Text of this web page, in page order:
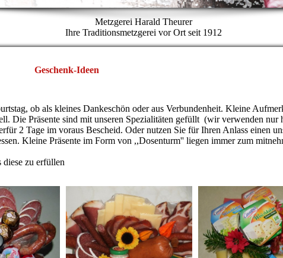
Metzgerei Harald Theurer
Ihre Traditionsmetzgerei vor Ort seit 1912
Geschenk-Ideen
ob als kleines Dankeschön oder aus Verbun­den­heit. Kleine
Die Präsente sind mit unseren Spezialitäten gefüllt (wir verwenden nur
2 Tage im voraus Bescheid. Oder nutzen Sie für Ihren Anlass einen
Kleine Präsente im Form von ,,Dosenturm'' liegen immer zum
zu erfüllen